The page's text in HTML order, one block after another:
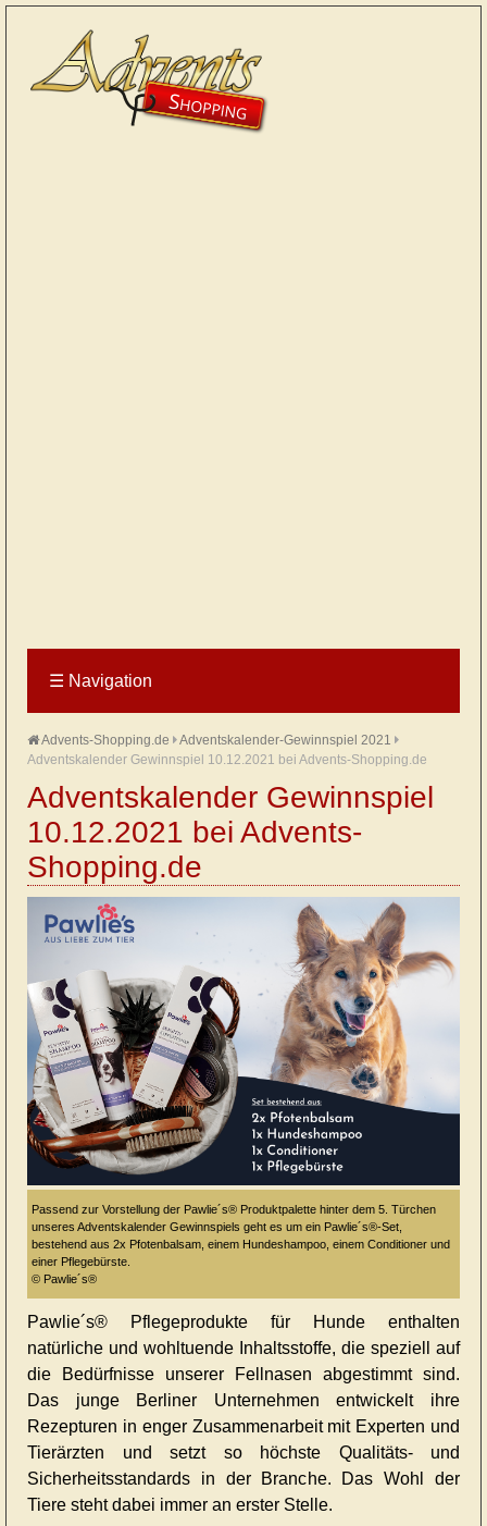
☰ Navigation
Advents-Shopping.de
Adventskalender-Gewinnspiel 2021
Adventskalender Gewinnspiel 10.12.2021 bei Advents-Shopping.de
Adventskalender Gewinnspiel
10.12.2021 bei Advents-
Shopping.de
Passend zur Vorstellung der Pawlie´s® Produktpalette hinter dem 5. Türchen
unseres Adventskalender Gewinnspiels geht es um ein Pawlie´s®-Set,
bestehend aus 2x Pfotenbalsam, einem Hundeshampoo, einem Conditioner und
einer Pflegebürste.
© Pawlie´s®
Pawlie´s® Pflegeprodukte für Hunde enthalten
natürliche und wohltuende Inhaltsstoffe, die speziell auf
die Bedürfnisse unserer Fellnasen abgestimmt sind.
Das junge Berliner Unternehmen entwickelt ihre
Rezepturen in enger Zusammenarbeit mit Experten und
Tierärzten und setzt so höchste Qualitäts- und
Sicherheitsstandards in der Branche. Das Wohl der
Tiere steht dabei immer an erster Stelle.